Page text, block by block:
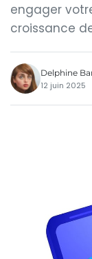
engager
croissance
Delphine
12 juin 2025